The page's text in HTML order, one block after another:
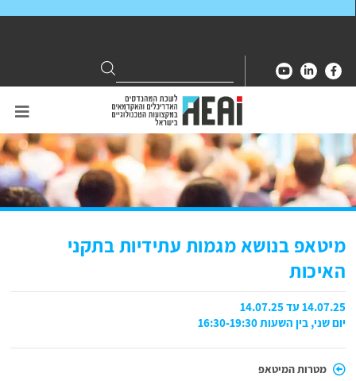
for:
Search
מיטאפ בנושא מגמות עתידיות בתקני
האיכות
14.07.25 עד 14.07.25
יום שני, בין השעות 16:30-19:30
מטרות המיטאפ